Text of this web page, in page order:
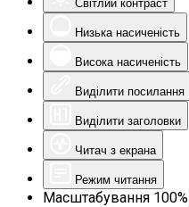
Світлий контраст
Низька насиченість
Висока насиченість
Виділити посилання
Виділити заголовки
Читач з екрана
Режим читання
Масштабування 100%